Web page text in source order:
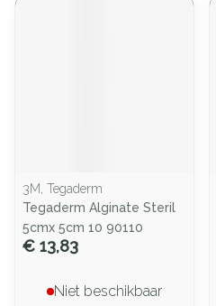
3M, Tegaderm
Tegaderm Alginate Steril
5cmx 5cm 10 90110
€ 13,83
Niet beschikbaar